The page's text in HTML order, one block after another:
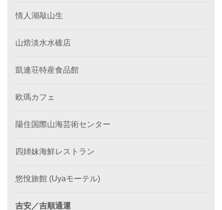
情人湖敲山生
山焙淡水水碓店
凱連荘特産食品館
欧瑪カフェ
陽住国際山海芸術センター
四姉妹海鮮レストラン
悠悅旅館 (Uyaモーテル)
吉安／吉順通運